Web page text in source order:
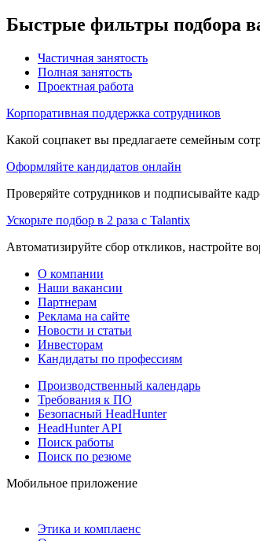
Быстрые фильтры подбора
Частичная занятость
Полная занятость
Проектная работа
Корпоративная поддержка сотрудников
Какой соцпакет вы предлагаете семейным
Оформляйте кандидатов онлайн
Проверяйте сотрудников и подписывайте
Ускорьте подбор в 2 раза с Talantix
Автоматизируйте сбор откликов, настройте
О компании
Наши вакансии
Партнерам
Реклама на сайте
Новости и статьи
Инвесторам
Кандидаты по профессиям
Производственный календарь
Требования к ПО
Безопасный HeadHunter
HeadHunter API
Поиск работы
Поиск по резюме
Мобильное приложение
Этика и комплаенс